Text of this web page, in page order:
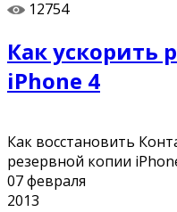
12754
Как ускорить
iPhone 4
Как восстановить
резервной копии
07февраля
2013